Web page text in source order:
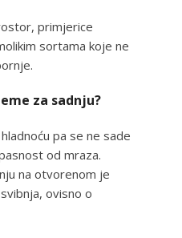
primjerice
sortama koje ne
za sadnju?
pa se ne sade
od mraza.
na otvorenom je
ovisno o